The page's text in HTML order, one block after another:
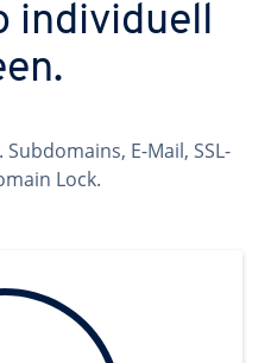
individuell
E-Mail, SSL-
Lock.